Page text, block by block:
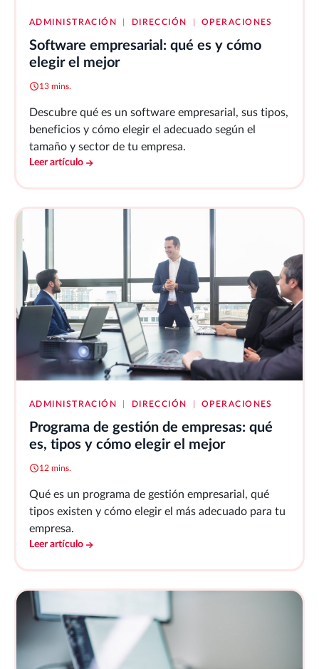
ADMINISTRACIÓN DIRECCIÓN OPERACIONES
Software empresarial: qué es y cómo
elegir el mejor
13 mins.
Descubre qué es un software empresarial, sus tipos,
beneficios y cómo elegir el adecuado según el
tamaño y sector de tu empresa.
Leer artículo
ADMINISTRACIÓN DIRECCIÓN OPERACIONES
Programa de gestión de empresas: qué
es, tipos y cómo elegir el mejor
12 mins.
Qué es un programa de gestión empresarial, qué
tipos existen y cómo elegir el más adecuado para tu
empresa.
Leer artículo